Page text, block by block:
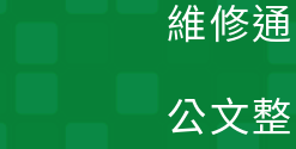
維修
公文